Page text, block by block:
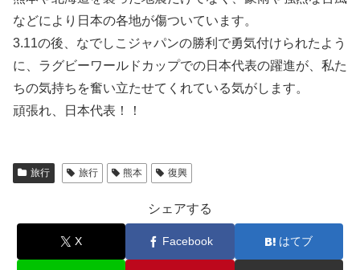
などにより日本の各地が傷ついています。
3.11の後、なでしこジャパンの勝利で勇気付けられたよう
に、ラグビーワールドカップでの日本代表の躍進が、私た
ちの気持ちを奮い立たせてくれている気がします。
頑張れ、日本代表！！
旅行 旅行 熊本 復興
シェアする
X Facebook はてブ